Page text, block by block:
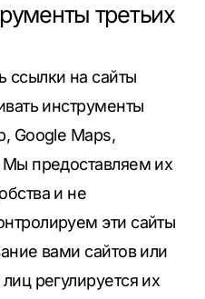
третьих
ссылки на сайты
инструменты
Google Maps,
предоставляем их
и не
эти сайты
вами сайтов или
регулируется их